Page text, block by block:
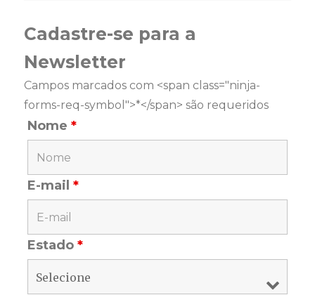
Cadastre-se para a
Newsletter
Campos marcados com <span class="ninja-
forms-req-symbol">*</span> são requeridos
Nome*
E-mail*
Estado*